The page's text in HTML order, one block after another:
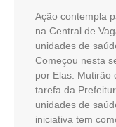
Ação contempla
na Central de
unidades de
Começou nesta
por Elas: Mutirão
tarefa da
unidades de
iniciativa tem